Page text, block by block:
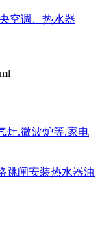
空调、热水器
灶.微波炉等.家电
跳闸安装热水器油